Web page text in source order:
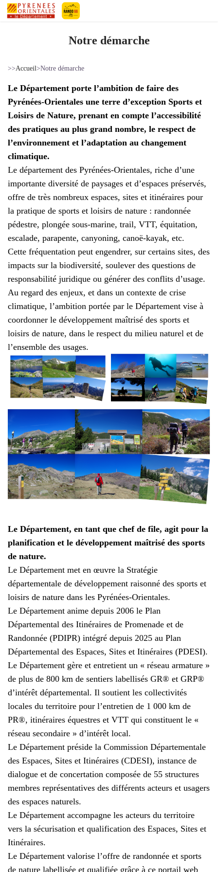
Notre démarche
>>Accueil>Notre démarche
Le Département porte l’ambition de faire des
Pyrénées-Orientales une terre d’exception Sports et
Loisirs de Nature, prenant en compte l’accessibilité
des pratiques au plus grand nombre, le respect de
l’environnement et l’adaptation au changement
climatique.
Le département des Pyrénées-Orientales, riche d’une
importante diversité de paysages et d’espaces préservés,
offre de très nombreux espaces, sites et itinéraires pour
la pratique de sports et loisirs de nature : randonnée
pédestre, plongée sous-marine, trail, VTT, équitation,
escalade, parapente, canyoning, canoë-kayak, etc.
Cette fréquentation peut engendrer, sur certains sites, des
impacts sur la biodiversité, soulever des questions de
responsabilité juridique ou générer des conflits d’usage.
Au regard des enjeux, et dans un contexte de crise
climatique, l’ambition portée par le Département vise à
coordonner le développement maîtrisé des sports et
loisirs de nature, dans le respect du milieu naturel et de
l’ensemble des usages.
Le Département, en tant que chef de file, agit pour la
planification et le développement maîtrisé des sports
de nature.
Le Département met en œuvre la Stratégie
départementale de développement raisonné des sports et
loisirs de nature dans les Pyrénées-Orientales.
Le Département anime depuis 2006 le Plan
Départemental des Itinéraires de Promenade et de
Randonnée (PDIPR) intégré depuis 2025 au Plan
Départemental des Espaces, Sites et Itinéraires (PDESI).
Le Département gère et entretient un « réseau armature »
de plus de 800 km de sentiers labellisés GR® et GRP®
d’intérêt départemental. Il soutient les collectivités
locales du territoire pour l’entretien de 1 000 km de
PR®, itinéraires équestres et VTT qui constituent le «
réseau secondaire » d’intérêt local.
Le Département préside la Commission Départementale
des Espaces, Sites et Itinéraires (CDESI), instance de
dialogue et de concertation composée de 55 structures
membres représentatives des différents acteurs et usagers
des espaces naturels.
Le Département accompagne les acteurs du territoire
vers la sécurisation et qualification des Espaces, Sites et
Itinéraires.
Le Département valorise l’offre de randonnée et sports
de nature labellisée et qualifiée grâce à ce portail web